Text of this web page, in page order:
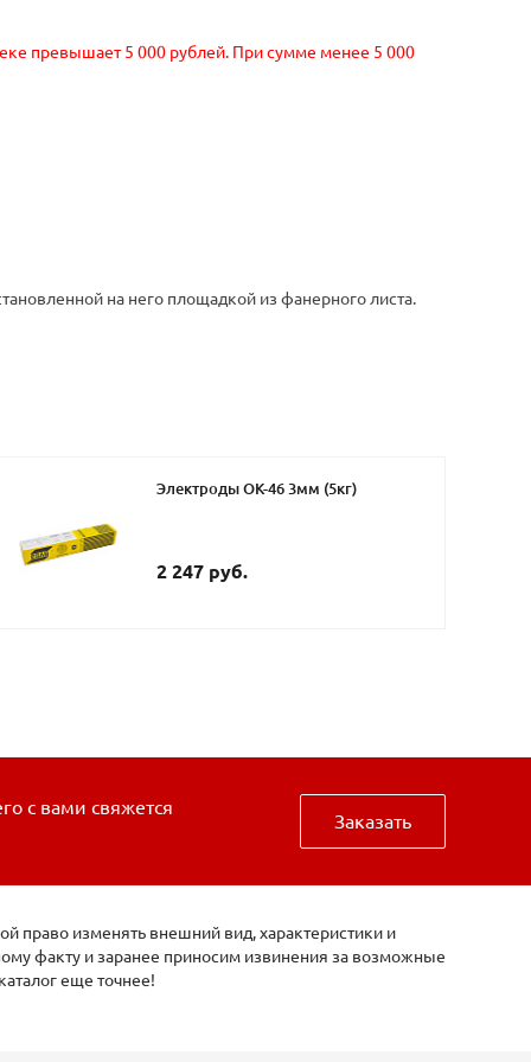
превышает 5 000 рублей. При сумме менее 5 000
на него площадкой из фанерного листа.
Электроды ОК-46 3мм (5кг)
2 247 руб.
с вами свяжется
Заказать
право изменять внешний вид, характеристики и
факту и заранее приносим извинения за возможные
еще точнее!